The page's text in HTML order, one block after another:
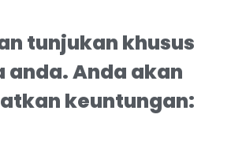
tunjukan khusus
anda. Anda akan
keuntungan: